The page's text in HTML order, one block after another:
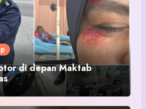
di depan Maktab